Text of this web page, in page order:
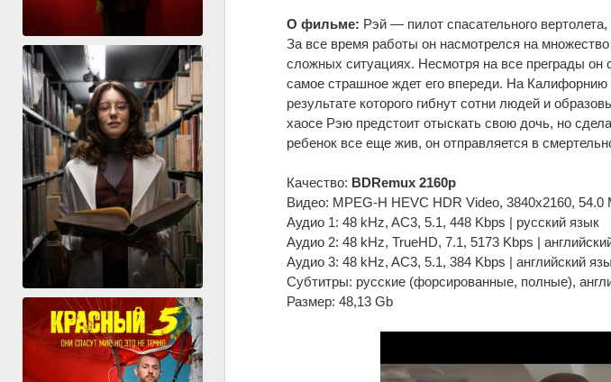
О фильме: Рэй — пилот спасательного
За все время работы он насмотрелся на
сложных ситуациях. Несмотря на все преграды
самое страшное ждет его впереди. На
результате которого гибнут сотни людей и
хаосе Рэю предстоит отыскать свою дочь, но
ребенок все еще жив, он отправляется в
Качество: BDRemux 2160p
Видео: MPEG-H HEVC HDR Video, 3840x2160, 54.0
Аудио 1: 48 kHz, AC3, 5.1, 448 Kbps | русский язык
Аудио 2: 48 kHz, TrueHD, 7.1, 5173 Kbps |
Аудио 3: 48 kHz, AC3, 5.1, 384 Kbps | английский
Субтитры: русские (форсированные, полные),
Размер: 48,13 Gb